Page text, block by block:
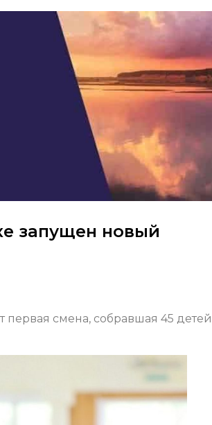
запущен новый
первая смена, собравшая 45 детей